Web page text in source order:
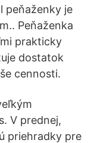
peňaženky je
Peňaženka
prakticky
dostatok
cennosti.
V prednej,
priehradky pre